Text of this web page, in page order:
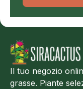
Il tuo negozio
grasse. Piante